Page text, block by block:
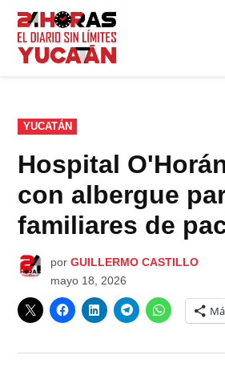
Saltar
contenido
PUBLICADO
EN
YUCATÁN
Hospital
con albergue
familiares de
por GUILLERMO CASTILLO
mayo 18, 2026